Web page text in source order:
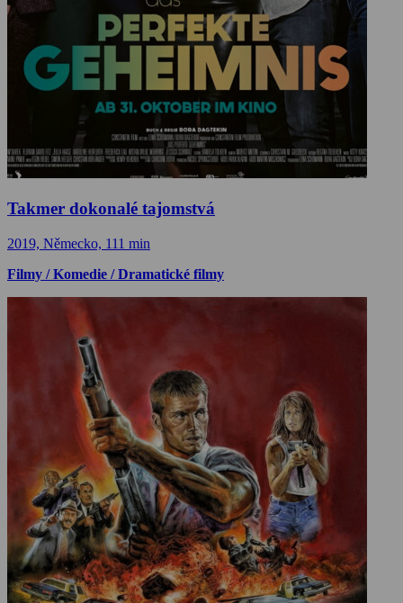
Takmer dokonalé tajomstvá
2019, Německo, 111 min
Filmy / Komedie / Dramatické filmy